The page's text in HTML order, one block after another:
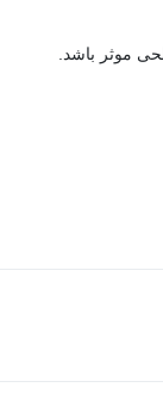
موثر باشد.